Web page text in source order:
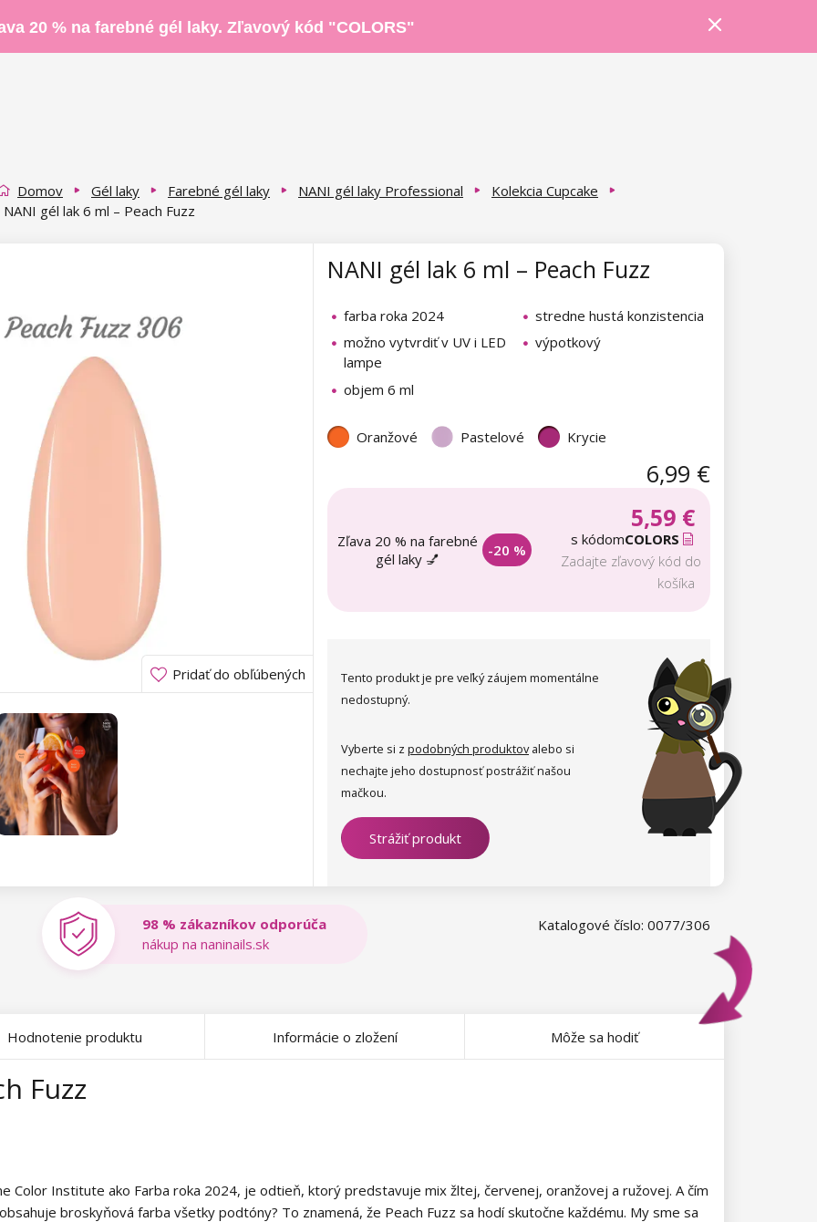
20 % na farebné gél laky. Zľavový kód "COLORS"
Domov Gél laky Farebné gél laky NANI gél laky Professional
Kolekcia Cupcake
NANI gél lak 6 ml – Peach Fuzz
Pridať do obľúbených
NANI gél lak 6 ml – Peach Fuzz
farba roka 2024
stredne hustá konzistencia
možno vytvrdiť v UV i LED
lampe
výpotkový
objem 6 ml
Oranžové Pastelové Krycie
6,99 €
Zľava 20 % na farebné
gél laky 💅
-20 %
5,59 €
s kódomCOLORS
Zadajte zľavový kód do
košíka
Tento produkt je pre veľký záujem momentálne
nedostupný.
Vyberte si z podobných produktovalebo si
nechajte jeho dostupnosť postrážiť našou
mačkou.
Strážiť produkt
Katalogové číslo: 0077/306
98 % zákazníkov odporúča
nákup na naninails.sk
Fuzz
Color Institute ako Farba roka 2024, je odtieň, ktorý predstavuje mix žltej, červenej, oranžovej a ružovej. A čím
broskyňová farba všetky podtóny? To znamená, že Peach Fuzz sa hodí skutočne každému. My sme sa
Hodnotenie produktu Informácie o zložení Môže sa hodiť